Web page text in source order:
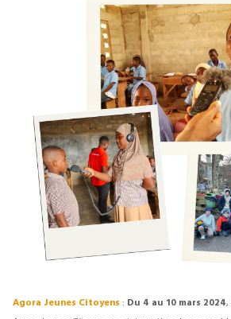
Agora Jeunes Citoyens : Du 4 au 10 mars 2024,